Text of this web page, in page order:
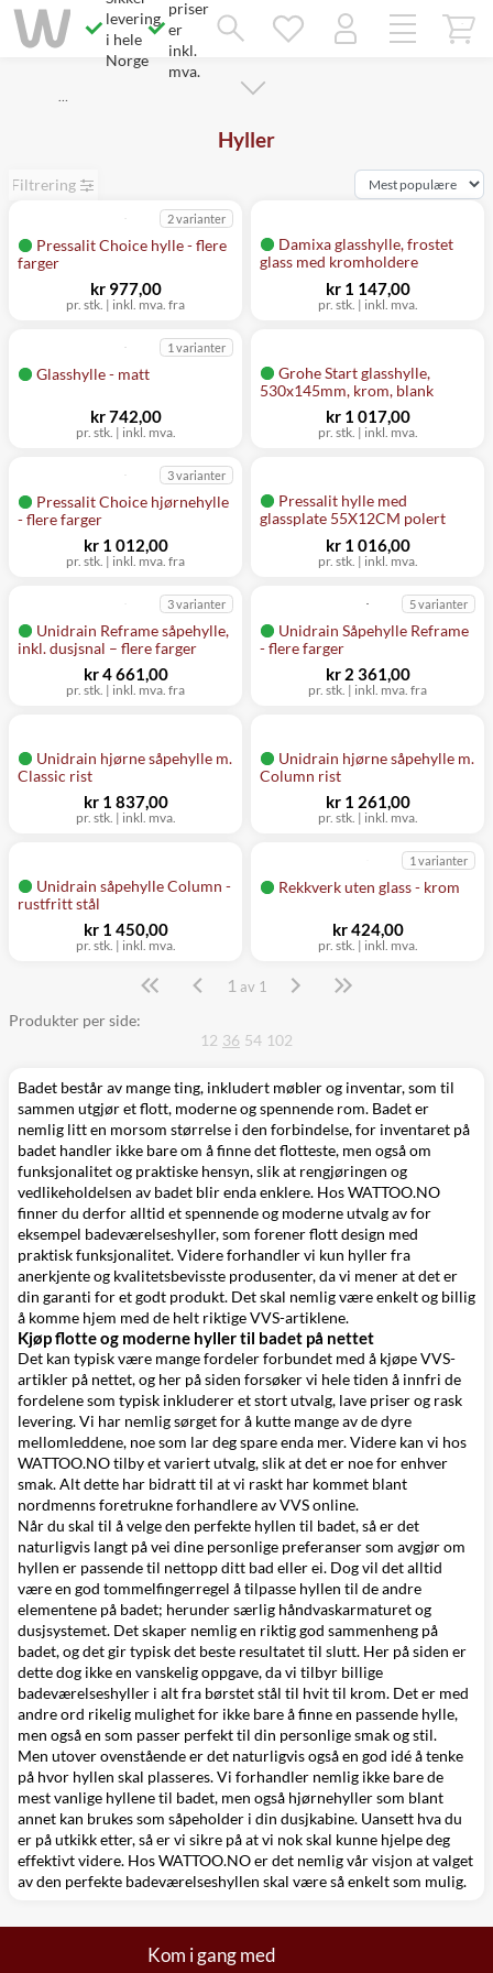
levering
i hele
Norge
priser
er
inkl.
mva.
…
Hyller
Filtrering
Pressalit Choice hylle - flere
farger
2 varianter
pr. stk. | inkl. mva. fra
kr 977,00
Damixa glasshylle, frostet
glass med kromholdere
pr. stk. | inkl. mva.
kr 1 147,00
Glasshylle - matt
1 varianter
pr. stk. | inkl. mva.
kr 742,00
Grohe Start glasshylle,
530x145mm, krom, blank
pr. stk. | inkl. mva.
kr 1 017,00
Pressalit Choice hjørnehylle
- flere farger
3 varianter
pr. stk. | inkl. mva. fra
kr 1 012,00
Pressalit hylle med
glassplate 55X12CM polert
pr. stk. | inkl. mva.
kr 1 016,00
Unidrain Reframe såpehylle,
inkl. dusjsnal – flere farger
3 varianter
pr. stk. | inkl. mva. fra
kr 4 661,00
Unidrain Såpehylle Reframe
- flere farger
5 varianter
pr. stk. | inkl. mva. fra
kr 2 361,00
Unidrain hjørne såpehylle m.
Classic rist
pr. stk. | inkl. mva.
kr 1 837,00
Unidrain hjørne såpehylle m.
Column rist
pr. stk. | inkl. mva.
kr 1 261,00
Unidrain såpehylle Column -
rustfritt stål
pr. stk. | inkl. mva.
kr 1 450,00
Rekkverk uten glass - krom
1 varianter
pr. stk. | inkl. mva.
kr 424,00
Side
1 av 1
Produkter per side:
12 36 54 102
Badet består av mange ting, inkludert møbler og inventar, som til
sammen utgjør et flott, moderne og spennende rom. Badet er
nemlig litt en morsom størrelse i den forbindelse, for inventaret på
badet handler ikke bare om å finne det flotteste, men også om
funksjonalitet og praktiske hensyn, slik at rengjøringen og
vedlikeholdelsen av badet blir enda enklere. Hos WATTOO.NO
finner du derfor alltid et spennende og moderne utvalg av for
eksempel badeværelseshyller, som forener flott design med
praktisk funksjonalitet. Videre forhandler vi kun hyller fra
anerkjente og kvalitetsbevisste produsenter, da vi mener at det er
din garanti for et godt produkt. Det skal nemlig være enkelt og billig
å komme hjem med de helt riktige VVS-artiklene.
Kjøp flotte og moderne hyller til badet på nettet
Det kan typisk være mange fordeler forbundet med å kjøpeVVS-
artikler på nettet, og her på siden forsøker vi hele tiden å innfri de
fordelene som typisk inkluderer et stort utvalg, lave priser og rask
levering. Vi har nemlig sørget for å kutte mange av de dyre
mellomleddene, noe som lar deg spare enda mer. Videre kan vi hos
WATTOO.NO tilby et variert utvalg, slik at det er noe for enhver
smak. Alt dette har bidratt til at vi raskt har kommet blant
nordmenns foretrukne forhandlere av VVS online.
Når du skal til å velge den perfekte hyllen til badet, så er det
naturligvis langt på vei dine personlige preferanser som avgjør om
hyllen er passende til nettopp ditt bad eller ei. Dog vil det alltid
være en god tommelfingerregel å tilpasse hyllen til de andre
elementene på badet; herunder særlig håndvaskarmaturetog
dusjsystemet. Det skaper nemlig en riktig god sammenheng på
badet, og det gir typisk det beste resultatet til slutt. Her på siden er
dette dog ikke en vanskelig oppgave, da vi tilbyr billige
badeværelseshyller i alt fra børstet stål til hvit til krom. Det er med
andre ord rikelig mulighet for ikke bare å finne en passende hylle,
men også en som passer perfekt til din personlige smak og stil.
Men utover ovenstående er det naturligvis også en god idé å tenke
på hvor hyllen skal plasseres. Vi forhandler nemlig ikke bare de
mest vanlige hyllene til badet, men også hjørnehyller som blant
annet kan brukes som såpeholder i din dusjkabine. Uansett hva du
er på utkikk etter, så er vi sikre på at vi nok skal kunne hjelpe deg
effektivt videre. Hos WATTOO.NO er det nemlig vår visjon at valget
av den perfekte badeværelseshyllen skal være så enkelt som mulig.
Kom i gang med
Savner du chatten?
Rett samtykke!